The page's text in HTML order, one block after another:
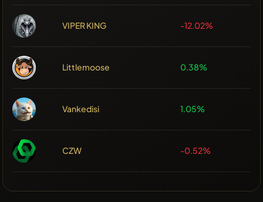
VIPER KING -12.02%
Littlemoose 0.38%
Vankedisi 1.05%
CZW -0.52%